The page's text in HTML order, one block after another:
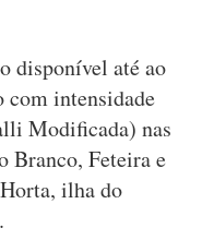
disponível até ao
com intensidade
Modificada) nas
Branco, Feteira e
ilha do